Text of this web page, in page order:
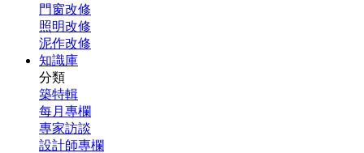
門窗改修
照明改修
泥作改修
知識庫
分類
築特輯
每月專欄
專家訪談
設計師專欄